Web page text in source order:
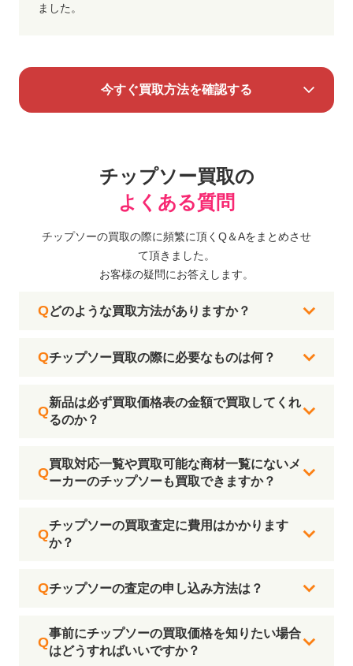
ました。
今すぐ買取方法を確認する
チップソー買取の
よくある質問
チップソーの買取の際に頻繁に頂くQ＆Aをまとめさせ
て頂きました。
お客様の疑問にお答えします。
どのような買取方法がありますか？
チップソー買取の際に必要なものは何？
新品は必ず買取価格表の金額で買取してくれ
るのか？
買取対応一覧や買取可能な商材一覧にないメ
ーカーのチップソーも買取できますか？
チップソーの買取査定に費用はかかります
か？
チップソーの査定の申し込み方法は？
事前にチップソーの買取価格を知りたい場合
はどうすればいいですか？